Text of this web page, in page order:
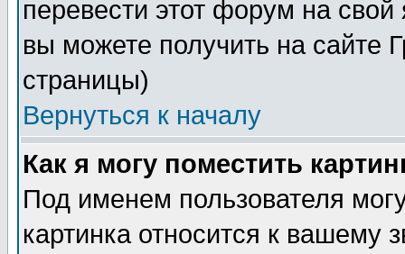
перевести этот форум на
вы можете получить на сайте
страницы)
Вернуться к началу
Как я могу поместить
Под именем пользователя
картинка относится к вашему